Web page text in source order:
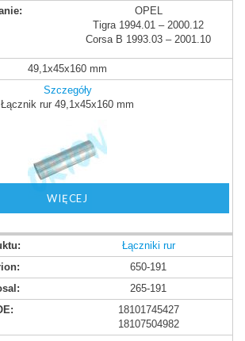
OPEL
Tigra 1994.01 – 2000.12
Corsa B 1993.03 – 2001.10
49,1x45x160 mm
Szczegóły
Łącznik rur 49,1x45x160 mm
WIĘCEJ
Łączniki rur
650-191
265-191
18101745427
18107504982